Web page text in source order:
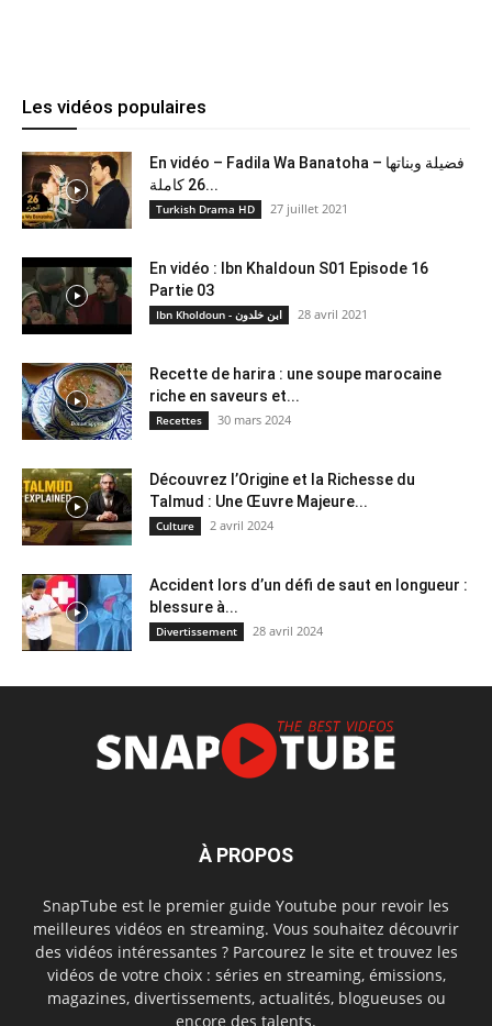
Les vidéos populaires
En vidéo – Fadila Wa Banatoha – فضيلة وبناتها
26 كاملة...
Turkish Drama HD 27 juillet 2021
En vidéo : Ibn Khaldoun S01 Episode 16
Partie 03
Ibn Kholdoun - ابن خلدون 28 avril 2021
Recette de harira : une soupe marocaine
riche en saveurs et...
Recettes 30 mars 2024
Découvrez l’Origine et la Richesse du
Talmud : Une Œuvre Majeure...
Culture 2 avril 2024
Accident lors d’un défi de saut en longueur :
blessure à...
Divertissement 28 avril 2024
À PROPOS
SnapTube est le premier guide Youtube pour revoir les
meilleures vidéos en streaming. Vous souhaitez découvrir
des vidéos intéressantes ? Parcourez le site et trouvez les
vidéos de votre choix : séries en streaming, émissions,
magazines, divertissements, actualités, blogueuses ou
encore des talents.